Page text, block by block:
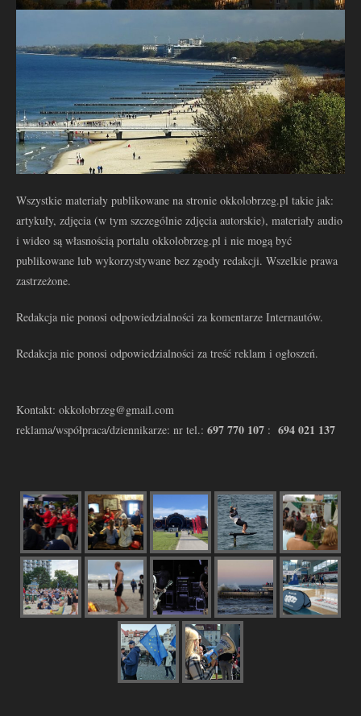
Wszystkie materiały publikowane na stronie okkolobrzeg.pl takie jak:
artykuły, zdjęcia (w tym szczególnie zdjęcia autorskie), materiały audio
i wideo są własnością portalu okkolobrzeg.pl i nie mogą być
publikowane lub wykorzystywane bez zgody redakcji. Wszelkie prawa
zastrzeżone.
Redakcja nie ponosi odpowiedzialności za komentarze Internautów.
Redakcja nie ponosi odpowiedzialności za treść reklam i ogłoszeń.
Kontakt: okkolobrzeg@gmail.com
reklama/współpraca/dziennikarze: nr tel.: 697 770 107 : 694 021 137